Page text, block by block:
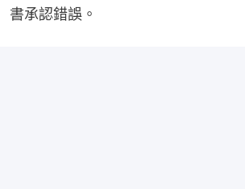
書承認錯誤。